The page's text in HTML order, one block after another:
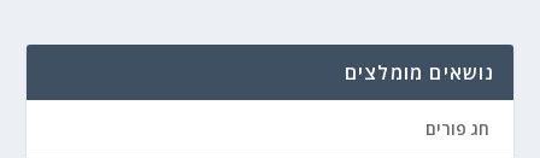
נושאים מומלצים
חג פורים